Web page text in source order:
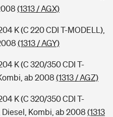
(1313 / AGX)
K (C 220 CDI T-MODELL),
(1313 / AGY)
K (C 320/350 CDI T-
ab 2008 (1313 / AGZ)
K (C 320/350 CDI T-
Diesel, Kombi, ab 2008 (1313